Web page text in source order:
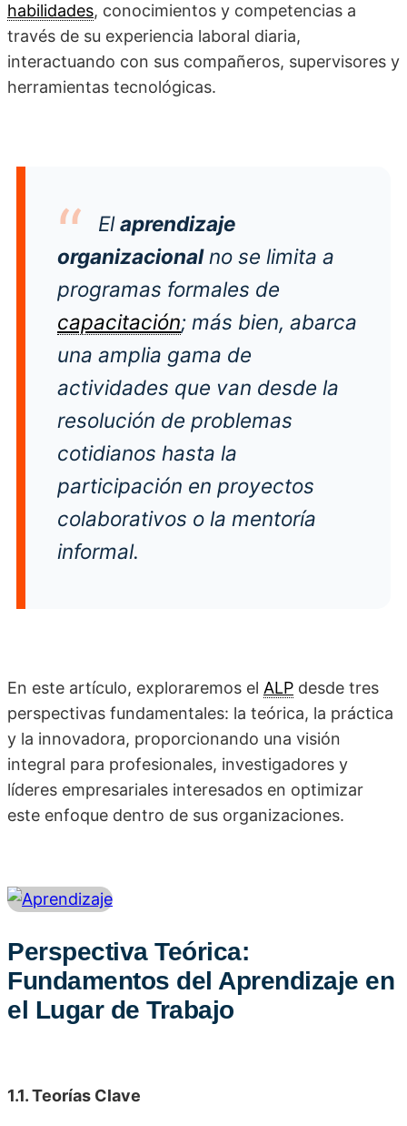
habilidades, conocimientos y competencias a
través de su experiencia laboral diaria,
interactuando con sus compañeros, supervisores y
herramientas tecnológicas.
Elaprendizaje
organizacionalno se limita a
programas formales de
capacitación; más bien, abarca
una amplia gama de
actividades que van desde la
resolución de problemas
cotidianos hasta la
participación en proyectos
colaborativos o la mentoría
informal.
En este artículo, exploraremos el ALP desde tres
perspectivas fundamentales: la teórica, la práctica
y la innovadora, proporcionando una visión
integral para profesionales, investigadores y
líderes empresariales interesados en optimizar
este enfoque dentro de sus organizaciones.
Perspectiva Teórica:
Fundamentos del Aprendizaje en
el Lugar de Trabajo
1.1. Teorías Clave